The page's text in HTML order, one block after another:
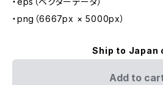
・png（6667px × 5000px）
Ship to Japan
Add to